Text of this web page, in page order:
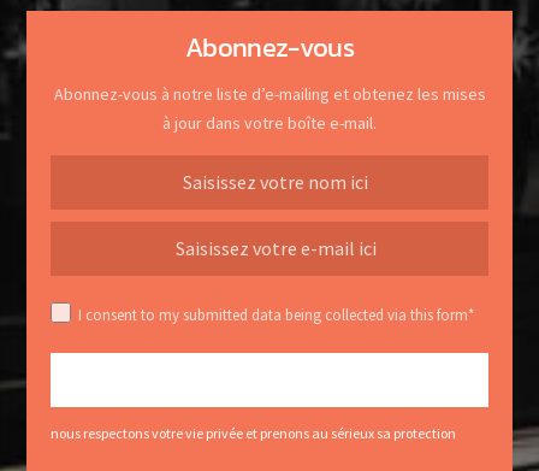
Abonnez-vous
Abonnez-vous à notre liste d’e-mailing et obtenez les mises
à jour dans votre boîte e-mail.
I consent to my submitted data being collected via this form*
nous respectons votre vie privée et prenons au sérieux sa protection